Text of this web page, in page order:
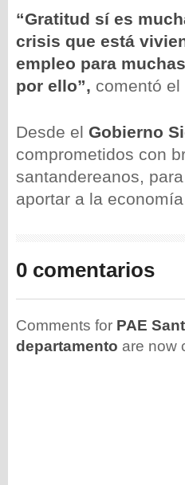
“Gratitud sí es
crisis que está
empleo para
por ello”, comentó el
Desde el Gobierno
comprometidos con
santandereanos,
aportar a la
0 comentarios
Comments for PAE
departamento are now